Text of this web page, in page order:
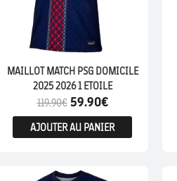
MAILLOT MATCH PSG DOMICILE
2025 2026 1 ETOILE
119.90€ 59.90€
AJOUTER AU PANIER